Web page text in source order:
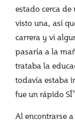
estado cerca
visto una, así
carrera y vi
pasaría a la
trataba la
todavía estaba
fue un rápido
Al encontrarse